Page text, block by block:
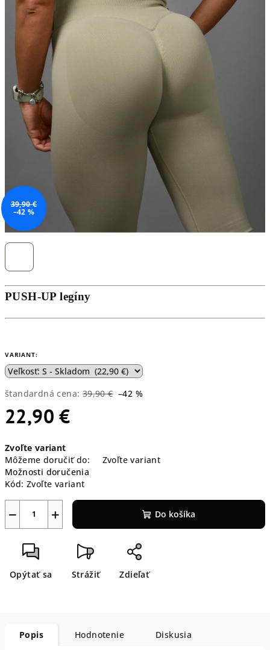
PUSH-UP legíny
VARIANT:
štandardná cena: 39,90 € –42 %
22,90 €
cena:
Zvoľte variant
Môžeme doručiť do:
Zvoľte variant
Možnosti doručenia
Kód: Zvoľte variant
+
− Do košíka
Opýtať sa Strážiť Zdieľať
39,90 €
–42 %
Popis Hodnotenie Diskusia